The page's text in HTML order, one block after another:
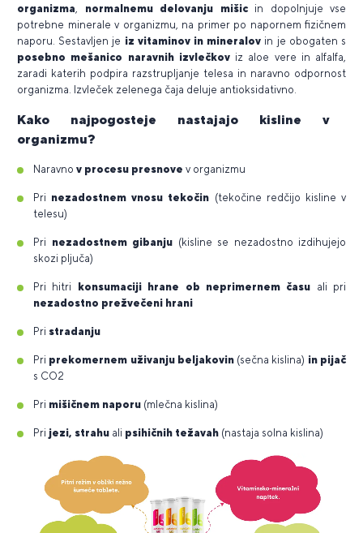
organizma, normalnemu delovanju mišicin dopolnjuje vse
potrebne minerale v organizmu, na primer po napornem fizičnem
naporu. Sestavljen je iz vitaminov in mineralov in je obogaten s
posebno mešanico naravnih izvlečkoviz aloe vere in alfalfa,
zaradi katerih podpira razstrupljanje telesa in naravno odpornost
organizma. Izvleček zelenega čaja deluje antioksidativno.
Kako najpogosteje nastajajo kisline v
organizmu?
Naravno v procesu presnove v organizmu
Pri nezadostnem vnosu tekočin (tekočine redčijo kisline v
telesu)
Pri nezadostnem gibanju (kisline se nezadostno izdihujejo
skozi pljuča)
Pri hitri konsumaciji hrane ob neprimernem času ali pri
nezadostno prežvečeni hrani
Pri stradanju
Pri prekomernem uživanju beljakovin(sečna kislina) in pijač
s CO2
Pri mišičnem naporu (mlečna kislina)
Pri jezi, strahu ali psihičnih težavah (nastaja solna kislina)